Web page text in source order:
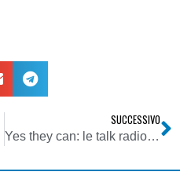
SUCCESSIVO
Yes they can: le talk radio USA riattraversano il deserto